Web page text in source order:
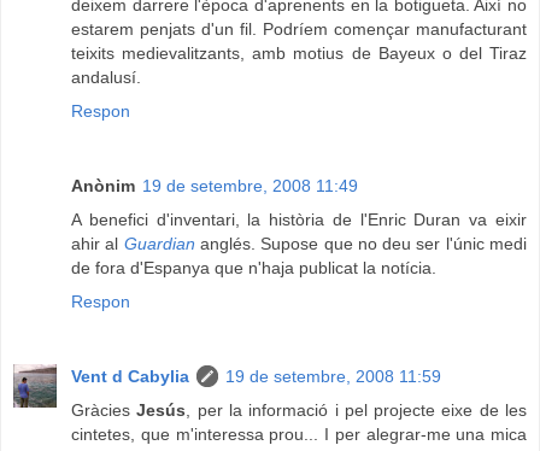
deixem darrere l'època d'aprenents en la botigueta. Així no
estarem penjats d'un fil. Podríem començar manufacturant
teixits medievalitzants, amb motius de Bayeux o del Tiraz
andalusí.
Respon
Anònim 19 de setembre, 2008 11:49
A benefici d'inventari, la història de l'Enric Duran va eixir
ahir al Guardian anglés. Supose que no deu ser l'únic medi
de fora d'Espanya que n'haja publicat la notícia.
Respon
Vent d Cabylia
19 de setembre, 2008 11:59
GràciesJesús, per la informació i pel projecte eixe de les
cintetes, que m'interessa prou... I per alegrar-me una mica